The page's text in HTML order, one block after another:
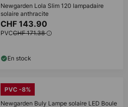
Newgarden Lola Slim 120 lampadaire
solaire anthracite
CHF 143.90
PVCCHF 171.38
En stock
PVC -8%
Newgarden Buly Lampe solaire LED Boule